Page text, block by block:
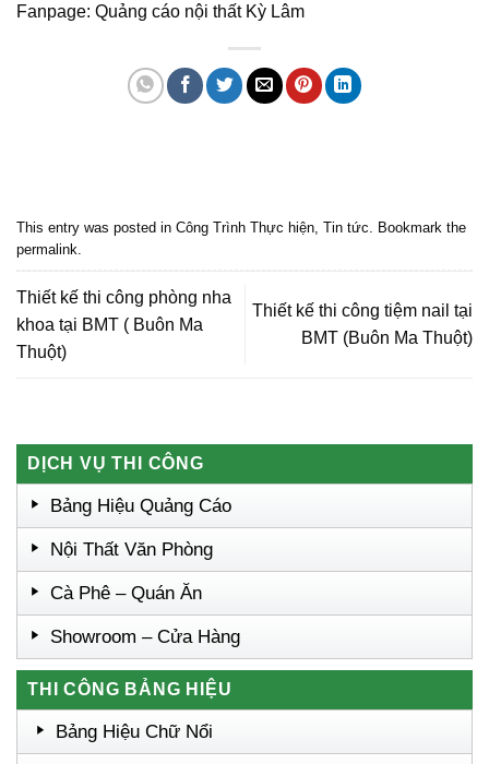
Fanpage: Quảng cáo nội thất Kỳ Lâm
This entry was posted in Công Trình Thực hiện Tin tức . Bookmark the
permalink
Thiết kế thi công phòng nha
khoa tại BMT ( Buôn Ma
Thuột)
Thiết kế thi công tiệm nail tại
BMT (Buôn Ma Thuột)
DỊCH VỤ THI CÔNG
Bảng Hiệu Quảng Cáo
Nội Thất Văn Phòng
Cà Phê – Quán Ăn
Showroom – Cửa Hàng
THI CÔNG BẢNG HIỆU
Bảng Hiệu Chữ Nổi